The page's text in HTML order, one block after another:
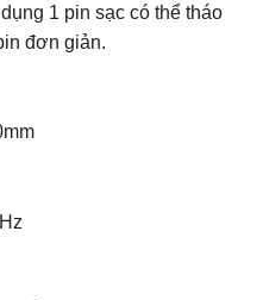
1 pin sạc có thể tháo
đơn giản.